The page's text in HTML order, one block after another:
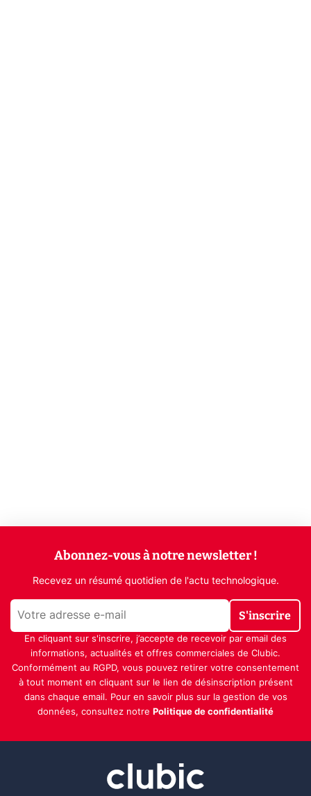
Abonnez-vous à notre newsletter !
Recevez un résumé quotidien de l'actu technologique.
S'inscrire
En cliquant sur s'inscrire, j’accepte de recevoir par email des
informations, actualités et offres commerciales de Clubic.
Conformément au RGPD, vous pouvez retirer votre consentement
à tout moment en cliquant sur le lien de désinscription présent
dans chaque email. Pour en savoir plus sur la gestion de vos
données, consultez notre Politique de confidentialité